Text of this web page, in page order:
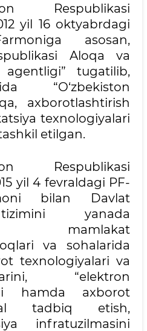
Respublikasi
yil 16 oktyabrdagi
asosan,
Aloqa va
agentligi” tugatilib,
“O‘zbekiston
axborotlashtirish
texnologiyalari
etilgan.
Respublikasi
yil 4 fevraldagi PF-
bilan Davlat
yanada
mamlakat
va sohalarida
texnologiyalari va
“elektron
hamda axborot
tadbiq etish,
infratuzilmasini